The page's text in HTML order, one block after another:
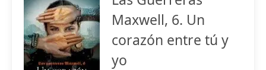
Maxwell, 6. Un
corazón entre tú y
yo